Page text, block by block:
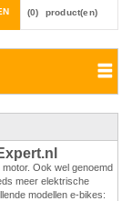
(0) product(en)
Ook wel genoemd
meer elektrische
modellen e-bikes: